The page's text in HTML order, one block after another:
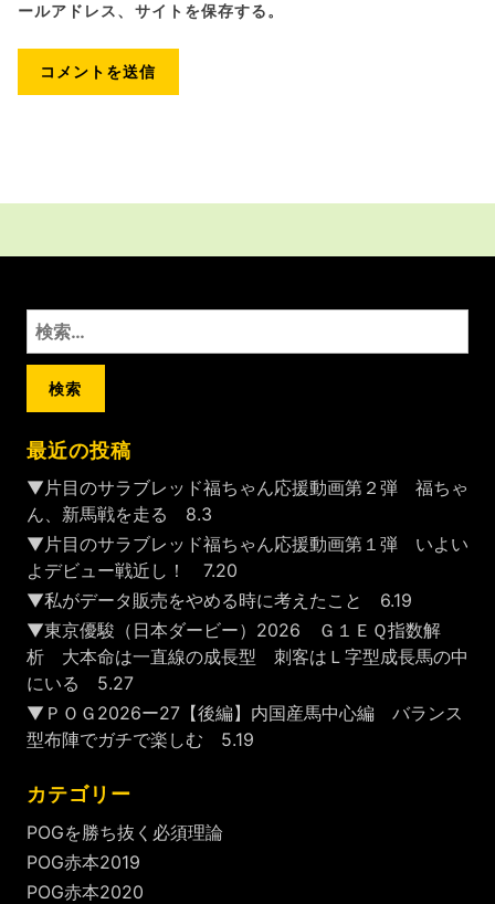
ールアドレス、サイトを保存する。
検
索:
最近の投稿
▼片目のサラブレッド福ちゃん応援動画第２弾 福ちゃ
ん、新馬戦を走る 8.3
▼片目のサラブレッド福ちゃん応援動画第１弾 いよい
よデビュー戦近し！ 7.20
▼私がデータ販売をやめる時に考えたこと 6.19
▼東京優駿（日本ダービー）2026 Ｇ１ＥＱ指数解
析 大本命は一直線の成長型 刺客はＬ字型成長馬の中
にいる 5.27
▼ＰＯＧ2026ー27【後編】内国産馬中心編 バランス
型布陣でガチで楽しむ 5.19
カテゴリー
POGを勝ち抜く必須理論
POG赤本2019
POG赤本2020